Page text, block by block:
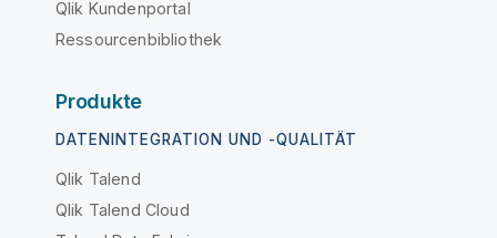
Qlik Kundenportal
Ressourcenbibliothek
Produkte
DATENINTEGRATION UND -QUALITÄT
Qlik Talend
Qlik Talend Cloud